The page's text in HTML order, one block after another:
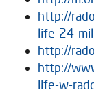
http://
life-24-
http://
http://
life-w-